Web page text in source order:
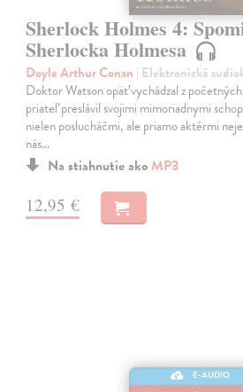
Sherlock Holmes 4:
Sherlocka Holmesa
Doyle Arthur Conan | Elektronická
Doktor Watson opäť vychádzal z
priateľ preslávil svojimi mimoriadnymi
nielen poslucháčmi, ale priamo aktérmi
nás…
Na stiahnutie ako MP3
12,95 €
E-AUDIO